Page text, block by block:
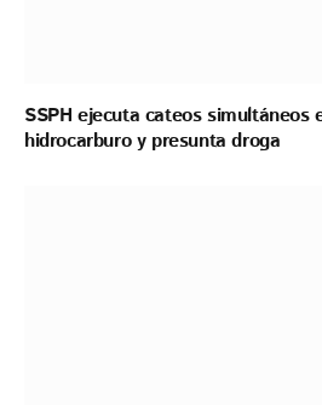
SSPH ejecuta cateos simultáneos
hidrocarburo y presunta droga